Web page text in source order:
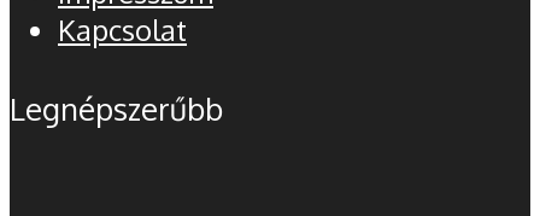
Kapcsolat
Legnépszerűbb